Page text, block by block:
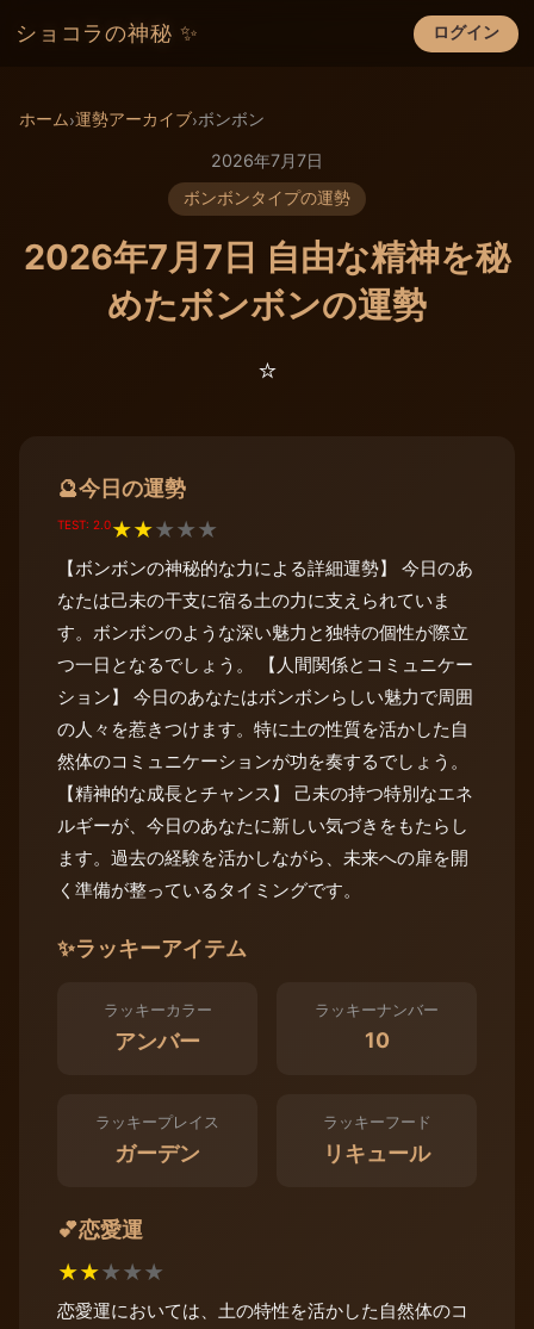
ショコラの神秘 ✨ ログイン
×
ホーム›運勢アーカイブ›ボンボン
2026年7月7日
ボンボンタイプの運勢
2026年7月7日 自由な精神を秘
めたボンボンの運勢
⭐️
🔮今日の運勢
TEST: 2.0★★★★★
【ボンボンの神秘的な力による詳細運勢】 今日のあ
なたは己未の干支に宿る土の力に支えられていま
す。ボンボンのような深い魅力と独特の個性が際立
つ一日となるでしょう。 【人間関係とコミュニケー
ション】 今日のあなたはボンボンらしい魅力で周囲
の人々を惹きつけます。特に土の性質を活かした自
然体のコミュニケーションが功を奏するでしょう。
【精神的な成長とチャンス】 己未の持つ特別なエネ
ルギーが、今日のあなたに新しい気づきをもたらし
ます。過去の経験を活かしながら、未来への扉を開
く準備が整っているタイミングです。
✨ラッキーアイテム
ラッキーカラー
アンバー
ラッキーナンバー
10
ラッキープレイス
ガーデン
ラッキーフード
リキュール
💕恋愛運
★★★★★
恋愛運においては、土の特性を活かした自然体のコ